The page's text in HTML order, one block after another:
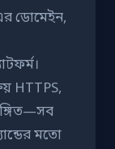
ডোমেইন,
HTTPS,
মতো